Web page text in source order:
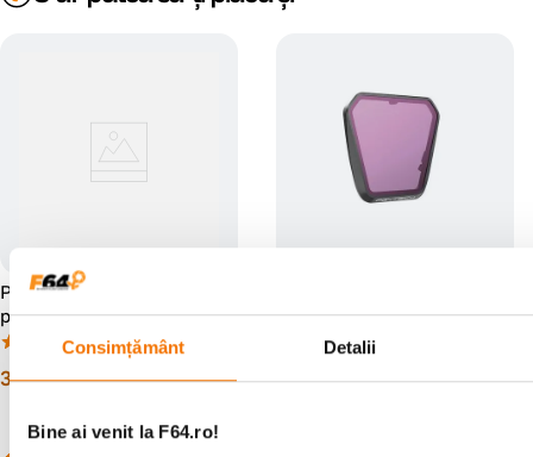
Consimțământ Detalii
Bine ai venit la F64.ro!
PGYTECH Set filtre ND-PL
pentru DJI Mavic 3 Pro
(NDPL 8 16 32 64)
(1)
39 lei
DJI Mavic 3 Pro
19 lei